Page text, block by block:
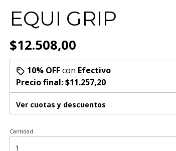
EQUI GRIP
$12.508,00
10% OFFcon Efectivo
Precio final:$11.257,20
Ver cuotas y descuentos
Cantidad